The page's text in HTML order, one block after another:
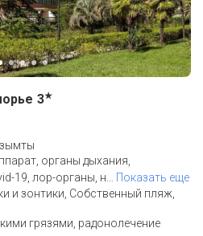
3★
органы дыхания,
19, лор-органы, н
Показать еще
и зонтики, Собственный пляж,
грязями, радонолечение